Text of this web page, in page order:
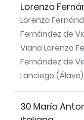
Lorenzo
Lorenzo
Fernández de
Viana Lorenzo
Fernández de
Lanciego
30 María